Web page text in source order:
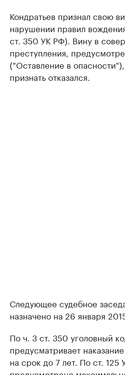
Кондратьев признал свою
нарушении правил
ст. 350 УК РФ). Вину в
преступления,
("Оставление в
признать отказался.
Следующее судебное
назначено на 26 января
По ч. 3 ст. 350 уголовный
предусматривает
на срок до 7 лет. По ст. 125